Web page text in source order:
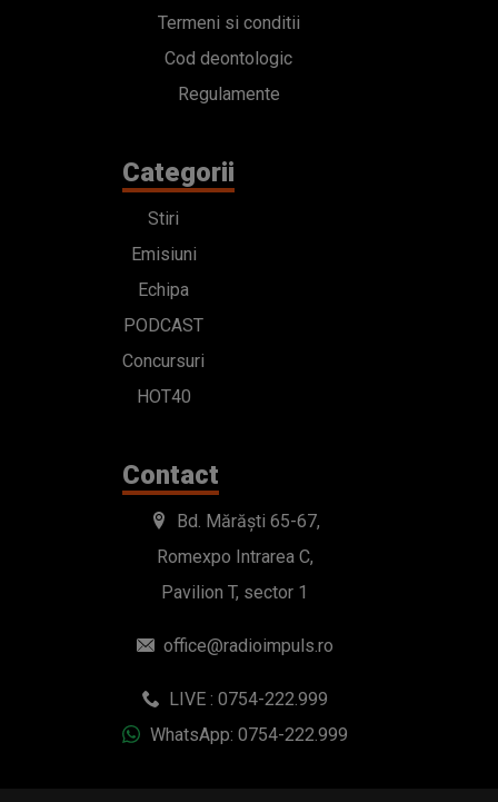
Termeni si conditii
Cod deontologic
Regulamente
Categorii
Stiri
Emisiuni
Echipa
PODCAST
Concursuri
HOT40
Contact
Bd. Mărăști 65-67,
Romexpo Intrarea C,
Pavilion T, sector 1
office@radioimpuls.ro
LIVE : 0754-222.999
WhatsApp: 0754-222.999